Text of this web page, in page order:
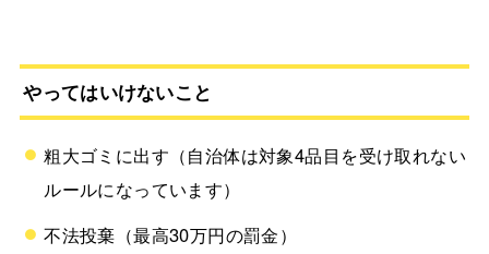
やってはいけないこと
粗大ゴミに出す（自治体は対象4品目を受け取れない
ルールになっています）
不法投棄（最高30万円の罰金）